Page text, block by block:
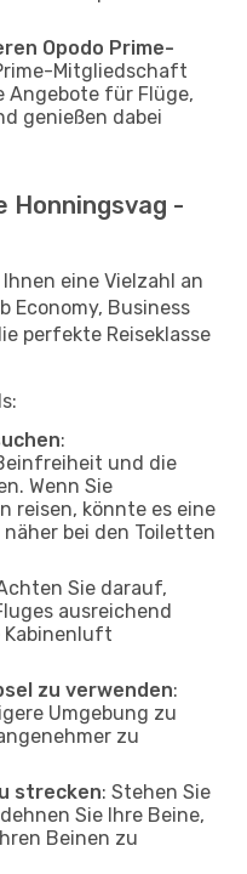
Opodo Prime-
Mitgliedschaft
Angebote für Flüge,
genießen dabei
Honningsvag -
eine Vielzahl an
Economy, Business
perfekte Reiseklasse
:
und die
Wenn Sie
reisen, könnte es eine
bei den Toiletten
Sie darauf,
ausreichend
Kabinenluft
zu verwenden:
Umgebung zu
zu
strecken: Stehen Sie
Sie Ihre Beine,
Beinen zu